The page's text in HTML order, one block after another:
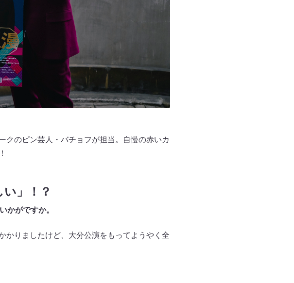
クのピン芸人・バチョフが担当。自慢の赤いカ
」！？
かがですか。
りましたけど、大分公演をもってようやく全